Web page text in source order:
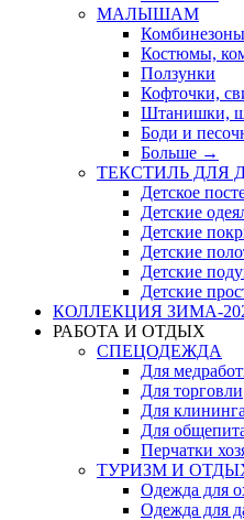
МАЛЫШАМ
Костюмы,
Ползунки
Кофточки,
Штанишки,
Боди и
Больше →
ТЕКСТИЛЬ ДЛЯ
Детское
Детские
Детские
Детские
Детские
Детские
КОЛЛЕКЦИЯ ЗИМА-
РАБОТА И ОТДЫХ
СПЕЦОДЕЖДА
Для
Для торговли
Для
Для
Перчатки
ТУРИЗМ И
Одежда для
Одежда для